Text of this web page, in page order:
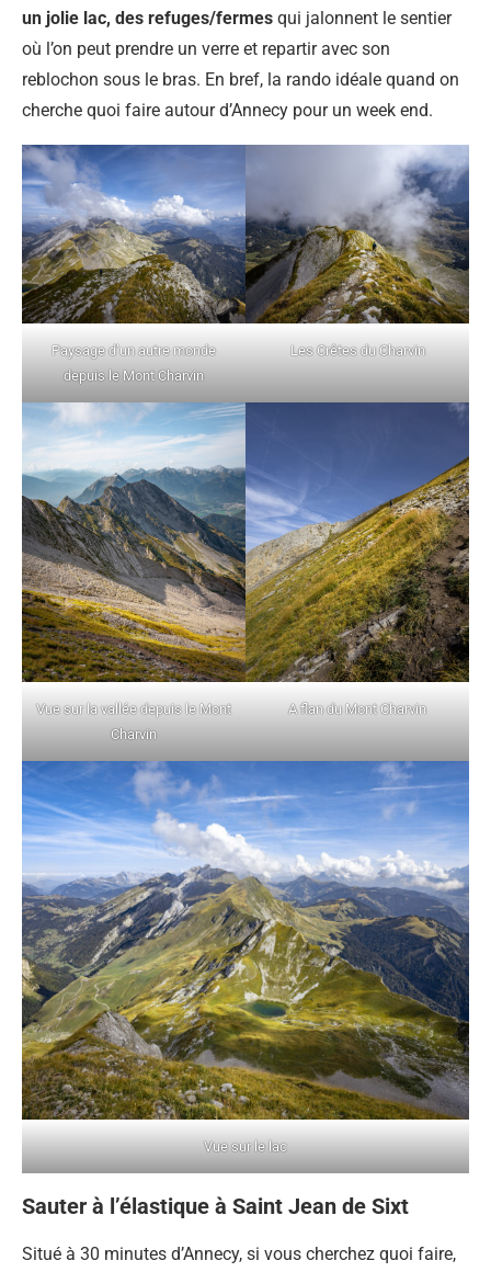
un jolie lac, des refuges/fermes qui jalonnent le sentier
où l’on peut prendre un verre et repartir avec son
reblochon sous le bras. En bref, la rando idéale quand on
cherche quoi faire autour d’Annecy pour un week end.
Paysage d’un autre monde
depuis le Mont Charvin
Les Crêtes du Charvin
Vue sur la vallée depuis le Mont
Charvin
A flan du Mont Charvin
Vue sur le lac
Sauter à l’élastique à Saint Jean de Sixt
Situé à 30 minutes d’Annecy, si vous cherchez quoi faire,